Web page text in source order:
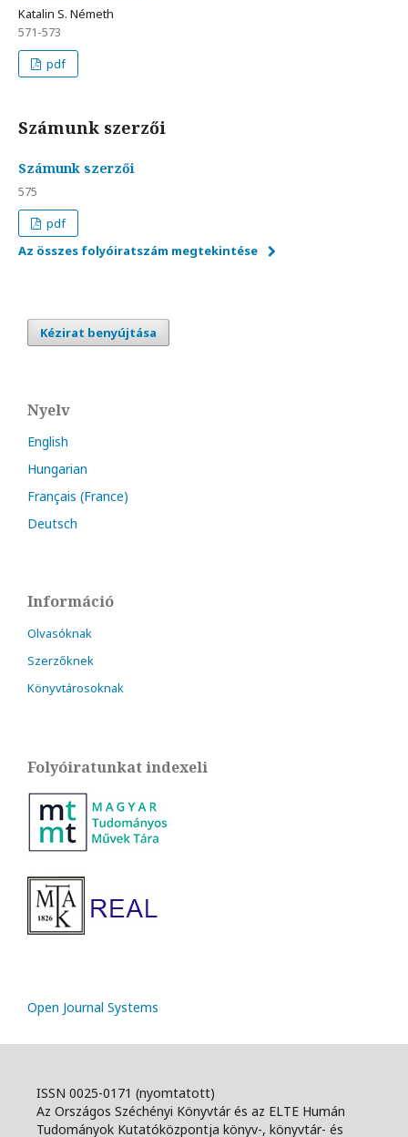
Katalin S. Németh
571-573
pdf
Számunk szerzői
Számunk szerzői
575
pdf
Az összes folyóiratszám megtekintése
Kézirat benyújtása
Nyelv
English
Hungarian
Français (France)
Deutsch
Információ
Olvasóknak
Szerzőknek
Könyvtárosoknak
Folyóiratunkat indexeli
Open Journal Systems
ISSN 0025-0171 (nyomtatott)
Az Országos Széchényi Könyvtár és az ELTE Humán
Tudományok Kutatóközpontja könyv-, könyvtár- és